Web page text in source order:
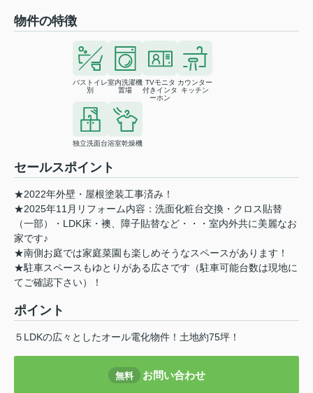
物件の特徴
バストイレ
別
室内洗濯機
置場
TVモニタ
付きインタ
ーホン
カウンター
キッチン
独立洗面台浴室乾燥機
セールスポイント
★2022年外壁・屋根塗装工事済み！
★2025年11月リフォーム内容：洗面化粧台交換・クロス貼替
（一部）・LDK床・襖、障子貼替など・・・室内外共に美麗なお
家です♪
★南側お庭では家庭菜園も楽しめそうなスペースがあります！
★駐車スペースもゆとりがある広さです（駐車可能台数は現地に
てご確認下さい）！
ポイント
５LDKの広々としたオール電化物件！土地約75坪！
無料 お問い合わせ